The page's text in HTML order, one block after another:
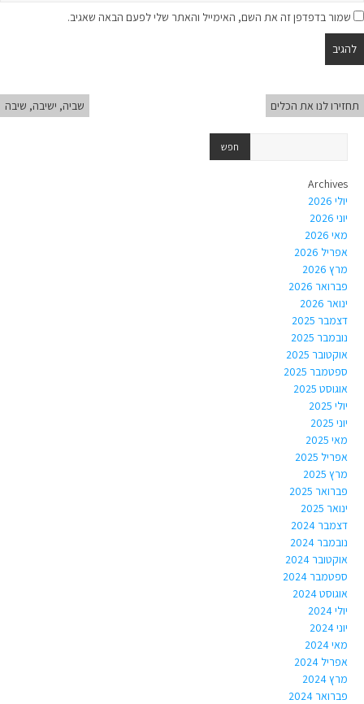
שמור בדפדפן זה את השם, האימייל והאתר שלי לפעם הבאה שאגיב.
תחזירו לנו את הכלים שביה, ישיבה, שיבה
Archives
יולי 2026
יוני 2026
מאי 2026
אפריל 2026
מרץ 2026
פברואר 2026
ינואר 2026
דצמבר 2025
נובמבר 2025
אוקטובר 2025
ספטמבר 2025
אוגוסט 2025
יולי 2025
יוני 2025
מאי 2025
אפריל 2025
מרץ 2025
פברואר 2025
ינואר 2025
דצמבר 2024
נובמבר 2024
אוקטובר 2024
ספטמבר 2024
אוגוסט 2024
יולי 2024
יוני 2024
מאי 2024
אפריל 2024
מרץ 2024
פברואר 2024